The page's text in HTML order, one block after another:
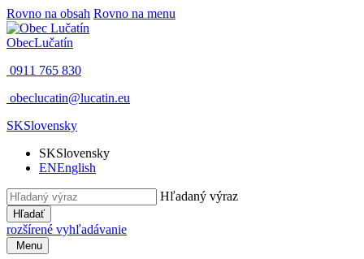
Rovno na obsah Rovno na menu
ObecLučatín
0911 765 830
obeclucatin@lucatin.eu
SKSlovensky
SKSlovensky
ENEnglish
Hľadaný výraz
Hľadať
rozšírené vyhľadávanie
Menu